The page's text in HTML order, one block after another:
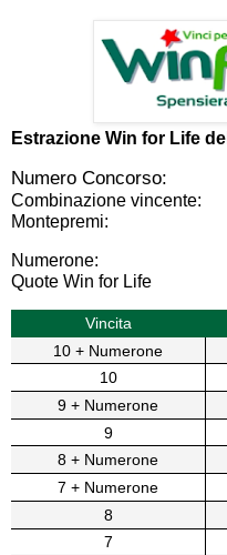
Estrazione Win for Life del
Numero Concorso:
Combinazione vincente:
Montepremi:
Numerone:
Quote Win for Life
Vincita
10 + Numerone
10
9 + Numerone
9
8 + Numerone
7 + Numerone
8
7